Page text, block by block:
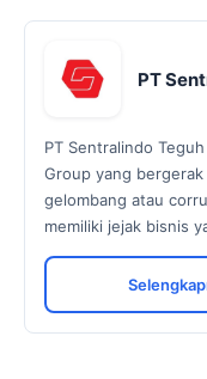
PT
PT Sentralindo
Group yang
gelombang atau
memiliki jejak bisnis